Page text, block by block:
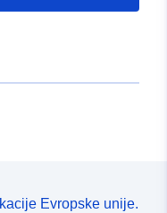
Evropske unije.